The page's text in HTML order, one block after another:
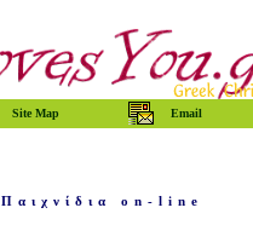
Site Map Email
Παιχνίδια on-line